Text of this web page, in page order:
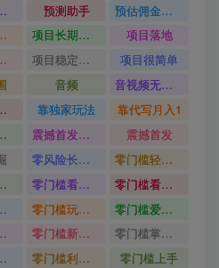
【站长运营资料】无水印课程资源
注册教程
预测助手
预估佣金有2200
既能兼职增收
项目长期稳定
项目落地
长久
项目稳定落地两年以上
项目很简单
音频
音视频无损切割剪辑神器
上賺到钱
靠独家玩法
靠代写月入1
速上手
震撼首发小白利用电脑做游戏搬砖
震撼首发
零风险长期做
零门槛轻资产创业
上手
零门槛看完就能上手只需一部手机轻松日收30
零门槛看完就能上手
单日稳定收益1k
零门槛玩转伙伴计划与精选独家
零门槛爱奇艺变现冷门赛道
百元新手必看教程
零门槛新手快速入门闲鱼电商日赚百元
零门槛掌握汽车赛道变现玩法
做出带货短视频
零门槛利用AI
零门槛上手